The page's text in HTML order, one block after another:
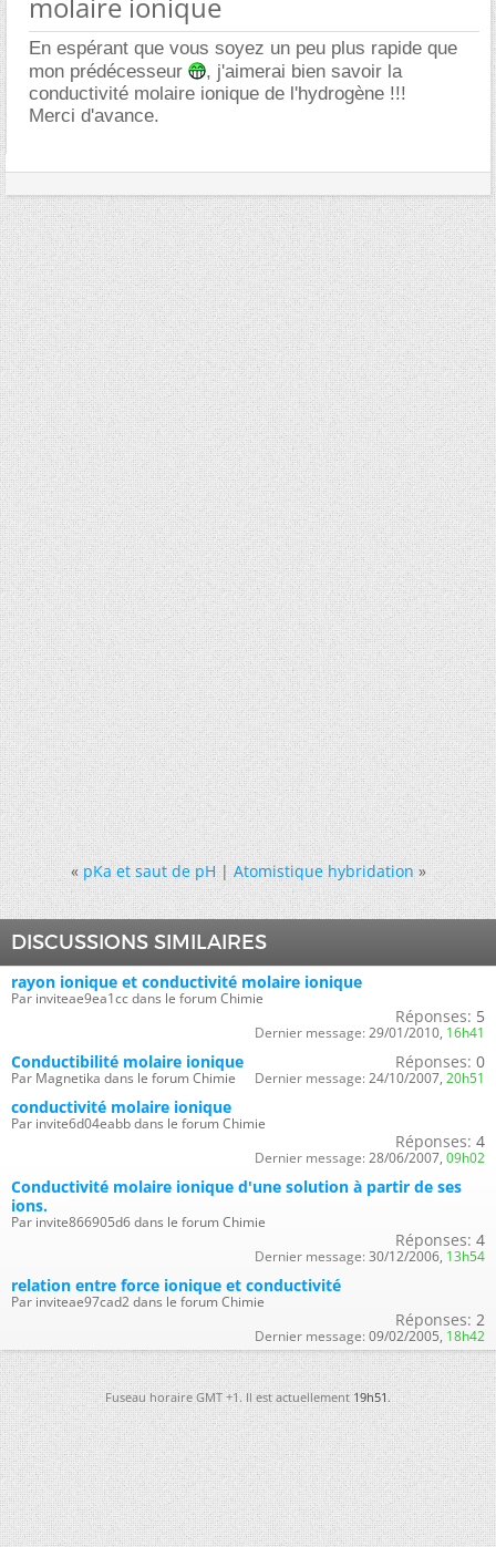
En espérant que vous soyez un peu plus rapide que
mon prédécesseur
, j'aimerai bien savoir la
conductivité molaire ionique de l'hydrogène !!!
Merci d'avance.
« pKa et saut de pH|Atomistique hybridation »
DISCUSSIONS SIMILAIRES
rayon ionique et conductivité molaire ionique
Par inviteae9ea1cc dans le forum Chimie
Réponses: 5
Dernier message: 29/01/2010, 16h41
Conductibilité molaire ionique
Par Magnetika dans le forum Chimie
Réponses: 0
Dernier message: 24/10/2007, 20h51
conductivité molaire ionique
Par invite6d04eabb dans le forum Chimie
Réponses: 4
Dernier message: 28/06/2007, 09h02
Conductivité molaire ionique d'une solution à partir de ses
ions.
Par invite866905d6 dans le forum Chimie
Réponses: 4
Dernier message: 30/12/2006, 13h54
relation entre force ionique et conductivité
Par inviteae97cad2 dans le forum Chimie
Réponses: 2
Dernier message: 09/02/2005, 18h42
Fuseau horaire GMT +1. Il est actuellement19h51.